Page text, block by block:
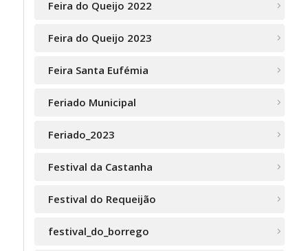
Feira do Queijo 2022
Feira do Queijo 2023
Feira Santa Eufémia
Feriado Municipal
Feriado_2023
Festival da Castanha
Festival do Requeijão
festival_do_borrego